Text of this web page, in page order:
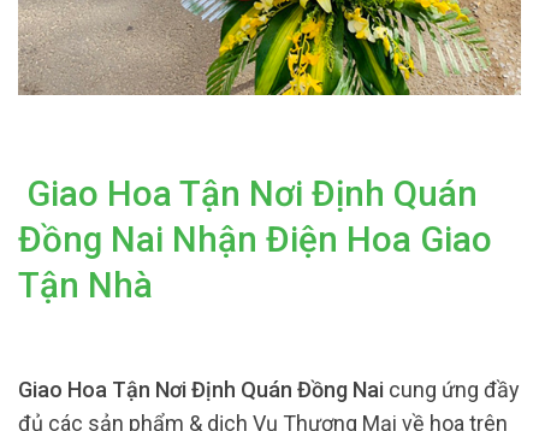
Giao Hoa Tận Nơi Định Quán
Đồng Nai Nhận Điện Hoa Giao
Tận Nhà
Giao Hoa Tận Nơi Định Quán Đồng Nai cung ứng đầy
đủ các sản phẩm & dịch Vụ Thương Mại về hoa trên